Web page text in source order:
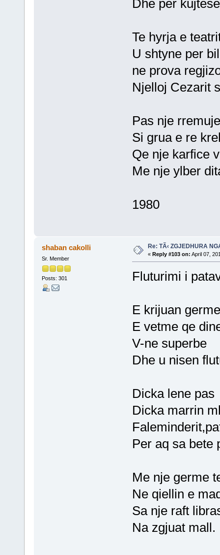
Dhe per
Te hyrja e
U shtyne per
ne prova
Njelloj Cezarit
Pas nje
Si grua e re
Qe nje karfice
Me nje ylber
1980
shaban cakolli
Sr. Member
Posts: 301
Re: TÃ‹ ZGJEDHURA
« Reply #103 on: April 07,
Fluturimi i
E krijuan
E vetme qe
V-ne superbe
Dhe u nisen
Dicka lene pas
Dicka marrin
Per aq sa bete
Me nje germe
Ne qiellin e
Sa nje raft
Na zgjuat mall.